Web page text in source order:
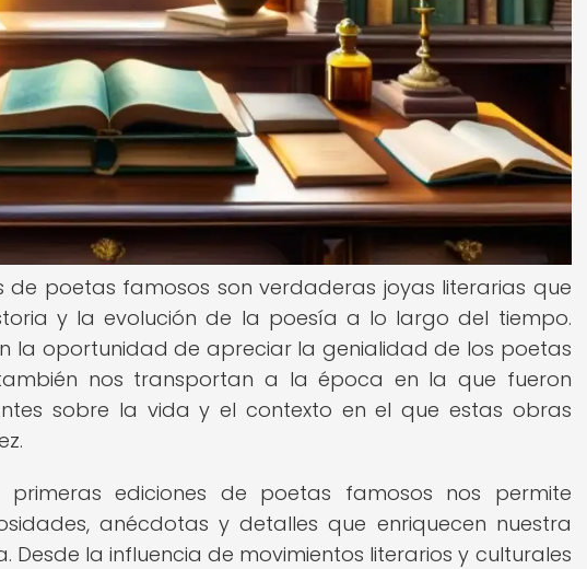
de poetas famosos son verdaderas joyas literarias que
y la evolución de la poesía a lo largo del tiempo.
la oportunidad de apreciar la genialidad de los poetas
nos transportan a la época en la que fueron
sobre la vida y el contexto en el que estas obras
ediciones de poetas famosos nos permite
anécdotas y detalles que enriquecen nuestra
la influencia de movimientos literarios y culturales